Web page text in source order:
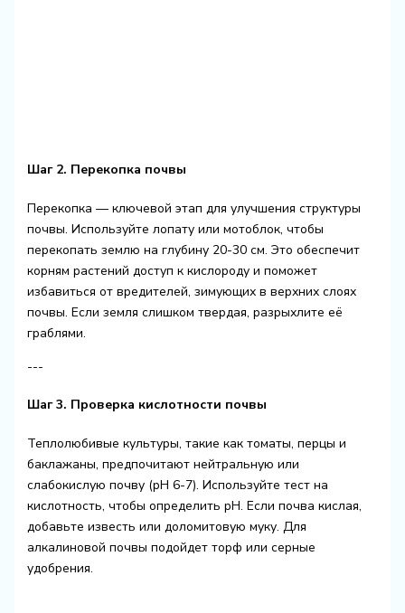
Шаг 2. Перекопка почвы
Перекопка — ключевой этап для улучшения структуры
почвы. Используйте лопату или мотоблок, чтобы
перекопать землю на глубину 20-30 см. Это обеспечит
корням растений доступ к кислороду и поможет
избавиться от вредителей, зимующих в верхних слоях
почвы. Если земля слишком твердая, разрыхлите её
граблями.
---
Шаг 3. Проверка кислотности почвы
Теплолюбивые культуры, такие как томаты, перцы и
баклажаны, предпочитают нейтральную или
слабокислую почву (pH 6-7). Используйте тест на
кислотность, чтобы определить pH. Если почва кислая,
добавьте известь или доломитовую муку. Для
алкалиновой почвы подойдет торф или серные
удобрения.